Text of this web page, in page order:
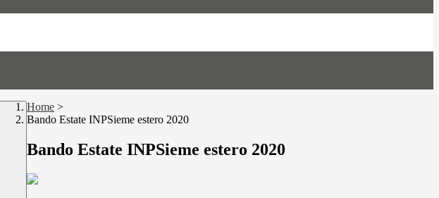
Home >
Bando Estate INPSieme estero 2020
Bando Estate INPSieme estero 2020